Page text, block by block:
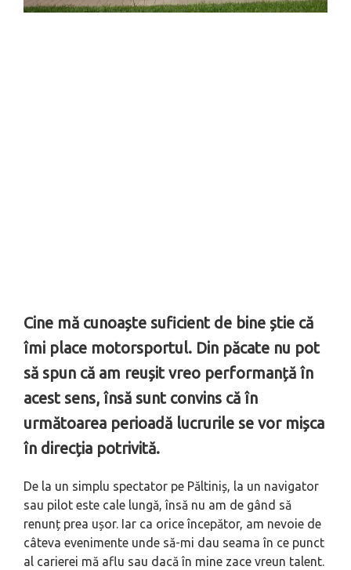
Cine mă cunoaște suficient de bine știe că
îmi place motorsportul. Din păcate nu pot
să spun că am reușit vreo performanță în
acest sens, însă sunt convins că în
următoarea perioadă lucrurile se vor mișca
în direcția potrivită.
De la un simplu spectator pe Păltiniș, la un navigator
sau pilot este cale lungă, însă nu am de gând să
renunț prea ușor. Iar ca orice începător, am nevoie de
câteva evenimente unde să-mi dau seama în ce punct
al carierei mă aflu sau dacă în mine zace vreun talent.